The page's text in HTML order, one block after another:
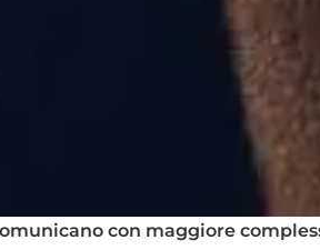
con maggiore